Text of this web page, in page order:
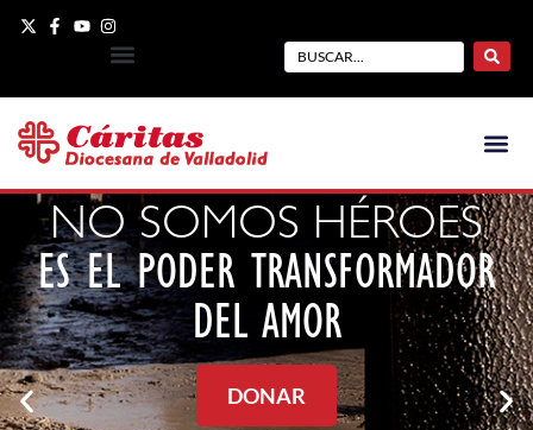
NO SOMOS HÉROES
ES EL PODER TRANSFORMADOR
DEL AMOR
DONAR